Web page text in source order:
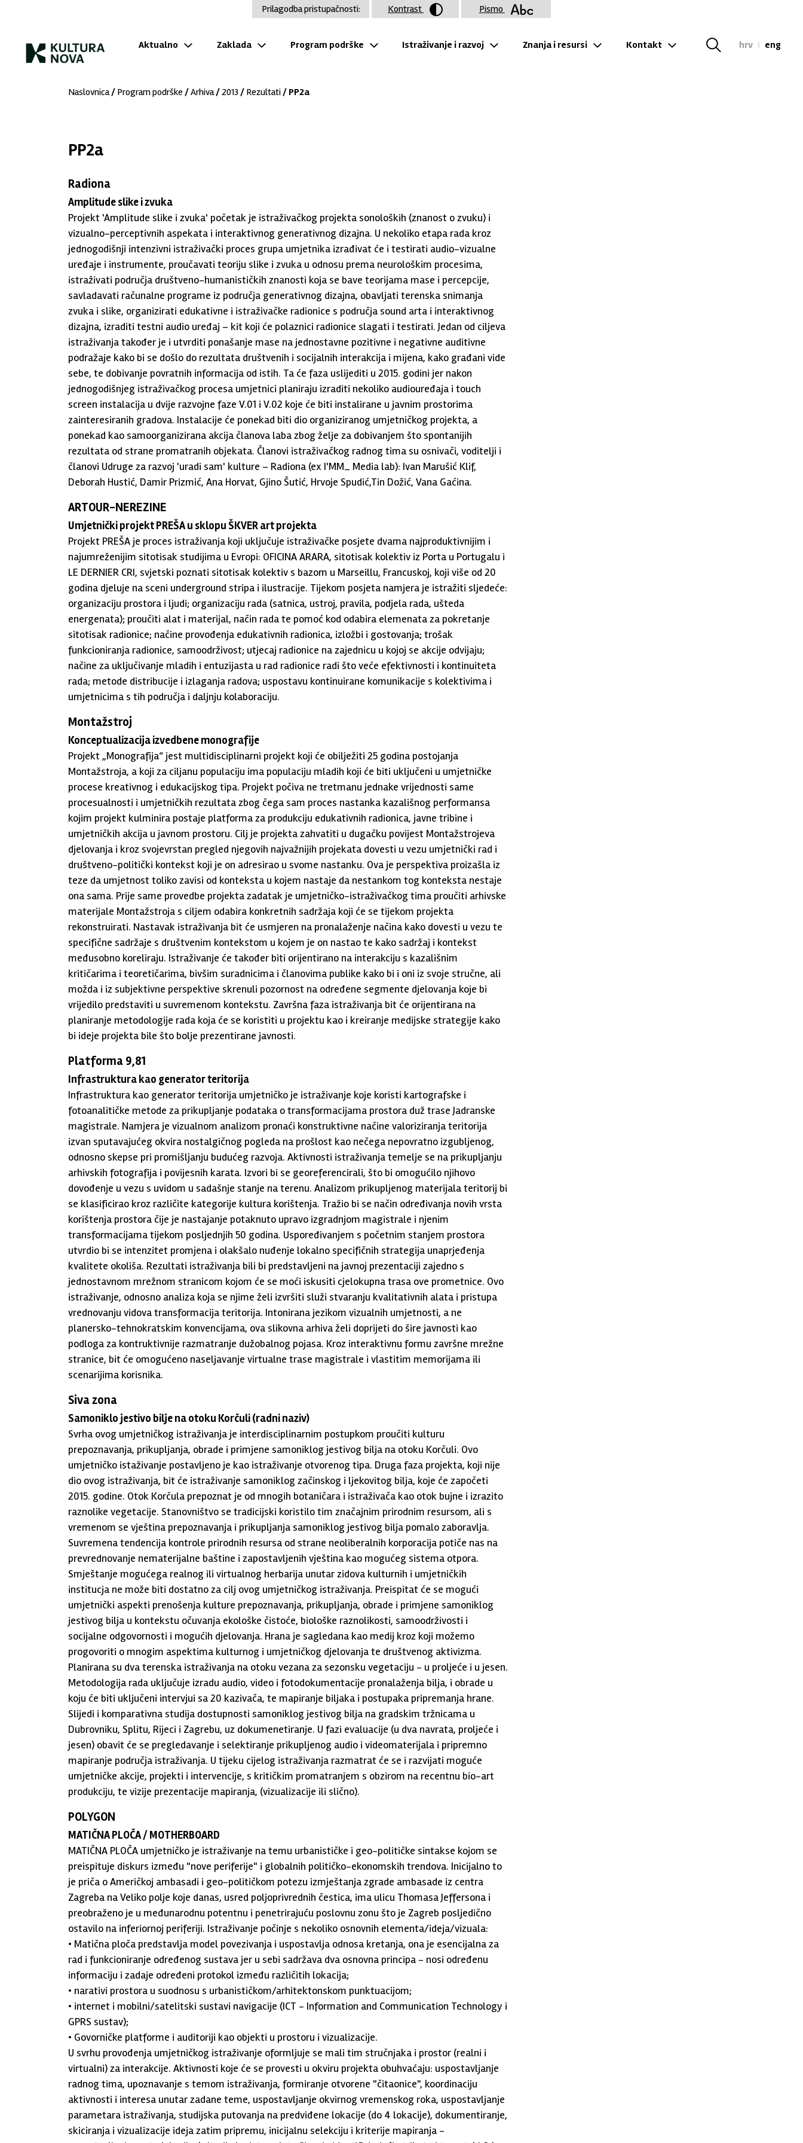
Aktualno Zaklada Program podrške Istraživanje i razvoj Znanja i resursi Kontakt hrv | eng
Naslovnica/ Program podrške /Arhiva/2013/ Rezultati/ PP2a
PP2a
Radiona
Amplitude slike i zvuka
Projekt 'Amplitude slike i zvuka' početak je istraživačkog projekta sonoloških (znanost o zvuku) i
vizualno-perceptivnih aspekata i interaktivnog generativnog dizajna. U nekoliko etapa rada kroz
jednogodišnji intenzivni istraživački proces grupa umjetnika izrađivat će i testirati audio-vizualne
uređaje i instrumente, proučavati teoriju slike i zvuka u odnosu prema neurološkim procesima,
istraživati područja društveno-humanističkih znanosti koja se bave teorijama mase i percepcije,
savladavati računalne programe iz područja generativnog dizajna, obavljati terenska snimanja
zvuka i slike, organizirati edukativne i istraživačke radionice s područja sound arta i interaktivnog
dizajna, izraditi testni audio uređaj – kit koji će polaznici radionice slagati i testirati. Jedan od ciljeva
istraživanja također je i utvrditi ponašanje mase na jednostavne pozitivne i negativne auditivne
podražaje kako bi se došlo do rezultata društvenih i socijalnih interakcija i mijena, kako građani vide
sebe, te dobivanje povratnih informacija od istih. Ta će faza uslijediti u 2015. godini jer nakon
jednogodišnjeg istraživačkog procesa umjetnici planiraju izraditi nekoliko audiouređaja i touch
screen instalacija u dvije razvojne faze V.01 i V.02 koje će biti instalirane u javnim prostorima
zainteresiranih gradova. Instalacije će ponekad biti dio organiziranog umjetničkog projekta, a
ponekad kao samoorganizirana akcija članova laba zbog želje za dobivanjem što spontanijih
rezultata od strane promatranih objekata. Članovi istraživačkog radnog tima su osnivači, voditelji i
članovi Udruge za razvoj 'uradi sam' kulture – Radiona (ex I'MM_ Media lab): Ivan Marušić Klif,
Deborah Hustić, Damir Prizmić, Ana Horvat, Gjino Šutić, Hrvoje Spudić,Tin Dožić, Vana Gaćina.
ARTOUR-NEREZINE
Umjetnički projekt PREŠA u sklopu ŠKVER art projekta
Projekt PREŠA je proces istraživanja koji uključuje istraživačke posjete dvama najproduktivnijim i
najumreženijim sitotisak studijima u Evropi: OFICINA ARARA, sitotisak kolektiv iz Porta u Portugalu i
LE DERNIER CRI, svjetski poznati sitotisak kolektiv s bazom u Marseillu, Francuskoj, koji više od 20
godina djeluje na sceni underground stripa i ilustracije. Tijekom posjeta namjera je istražiti sljedeće:
organizaciju prostora i ljudi; organizaciju rada (satnica, ustroj, pravila, podjela rada, ušteda
energenata); proučiti alat i materijal, način rada te pomoć kod odabira elemenata za pokretanje
sitotisak radionice; načine provođenja edukativnih radionica, izložbi i gostovanja; trošak
funkcioniranja radionice, samoodrživost; utjecaj radionice na zajednicu u kojoj se akcije odvijaju;
načine za uključivanje mladih i entuzijasta u rad radionice radi što veće efektivnosti i kontinuiteta
rada; metode distribucije i izlaganja radova; uspostavu kontinuirane komunikacije s kolektivima i
umjetnicima s tih područja i daljnju kolaboraciju.
Montažstroj
Konceptualizacija izvedbene monografije
Projekt „Monografija“ jest multidisciplinarni projekt koji će obilježiti 25 godina postojanja
Montažstroja, a koji za ciljanu populaciju ima populaciju mladih koji će biti uključeni u umjetničke
procese kreativnog i edukacijskog tipa. Projekt počiva ne tretmanu jednake vrijednosti same
procesualnosti i umjetničkih rezultata zbog čega sam proces nastanka kazališnog performansa
kojim projekt kulminira postaje platforma za produkciju edukativnih radionica, javne tribine i
umjetničkih akcija u javnom prostoru. Cilj je projekta zahvatiti u dugačku povijest Montažstrojeva
djelovanja i kroz svojevrstan pregled njegovih najvažnijih projekata dovesti u vezu umjetnički rad i
društveno-politički kontekst koji je on adresirao u svome nastanku. Ova je perspektiva proizašla iz
teze da umjetnost toliko zavisi od konteksta u kojem nastaje da nestankom tog konteksta nestaje
ona sama. Prije same provedbe projekta zadatak je umjetničko-istraživačkog tima proučiti arhivske
materijale Montažstroja s ciljem odabira konkretnih sadržaja koji će se tijekom projekta
rekonstruirati. Nastavak istraživanja bit će usmjeren na pronalaženje načina kako dovesti u vezu te
specifične sadržaje s društvenim kontekstom u kojem je on nastao te kako sadržaj i kontekst
međusobno koreliraju. Istraživanje će također biti orijentirano na interakciju s kazališnim
kritičarima i teoretičarima, bivšim suradnicima i članovima publike kako bi i oni iz svoje stručne, ali
možda i iz subjektivne perspektive skrenuli pozornost na određene segmente djelovanja koje bi
vrijedilo predstaviti u suvremenom kontekstu. Završna faza istraživanja bit će orijentirana na
planiranje metodologije rada koja će se koristiti u projektu kao i kreiranje medijske strategije kako
bi ideje projekta bile što bolje prezentirane javnosti.
Platforma 9,81
Infrastruktura kao generator teritorija
Infrastruktura kao generator teritorija umjetničko je istraživanje koje koristi kartografske i
fotoanalitičke metode za prikupljanje podataka o transformacijama prostora duž trase Jadranske
magistrale. Namjera je vizualnom analizom pronaći konstruktivne načine valoriziranja teritorija
izvan sputavajućeg okvira nostalgičnog pogleda na prošlost kao nečega nepovratno izgubljenog,
odnosno skepse pri promišljanju budućeg razvoja. Aktivnosti istraživanja temelje se na prikupljanju
arhivskih fotografija i povijesnih karata. Izvori bi se georeferencirali, što bi omogućilo njihovo
dovođenje u vezu s uvidom u sadašnje stanje na terenu. Analizom prikupljenog materijala teritorij bi
se klasificirao kroz različite kategorije kultura korištenja. Tražio bi se način određivanja novih vrsta
korištenja prostora čije je nastajanje potaknuto upravo izgradnjom magistrale i njenim
transformacijama tijekom posljednjih 50 godina. Uspoređivanjem s početnim stanjem prostora
utvrdio bi se intenzitet promjena i olakšalo nuđenje lokalno specifičnih strategija unaprjeđenja
kvalitete okoliša. Rezultati istraživanja bili bi predstavljeni na javnoj prezentaciji zajedno s
jednostavnom mrežnom stranicom kojom će se moći iskusiti cjelokupna trasa ove prometnice. Ovo
istraživanje, odnosno analiza koja se njime želi izvršiti služi stvaranju kvalitativnih alata i pristupa
vrednovanju vidova transformacija teritorija. Intonirana jezikom vizualnih umjetnosti, a ne
planersko-tehnokratskim konvencijama, ova slikovna arhiva želi doprijeti do šire javnosti kao
podloga za kontruktivnije razmatranje dužobalnog pojasa. Kroz interaktivnu formu završne mrežne
stranice, bit će omogućeno naseljavanje virtualne trase magistrale i vlastitim memorijama ili
scenarijima korisnika.
Siva zona
Samoniklo jestivo bilje na otoku Korčuli (radni naziv)
Svrha ovog umjetničkog istraživanja je interdisciplinarnim postupkom proučiti kulturu
prepoznavanja, prikupljanja, obrade i primjene samoniklog jestivog bilja na otoku Korčuli. Ovo
umjetničko istaživanje postavljeno je kao istraživanje otvorenog tipa. Druga faza projekta, koji nije
dio ovog istraživanja, bit će istraživanje samoniklog začinskog i ljekovitog bilja, koje će započeti
2015. godine. Otok Korčula prepoznat je od mnogih botaničara i istraživača kao otok bujne i izrazito
raznolike vegetacije. Stanovništvo se tradicijski koristilo tim značajnim prirodnim resursom, ali s
vremenom se vještina prepoznavanja i prikupljanja samoniklog jestivog bilja pomalo zaboravlja.
Suvremena tendencija kontrole prirodnih resursa od strane neoliberalnih korporacija potiče nas na
prevrednovanje nematerijalne baštine i zapostavljenih vještina kao mogućeg sistema otpora.
Smještanje mogućega realnog ili virtualnog herbarija unutar zidova kulturnih i umjetničkih
institucja ne može biti dostatno za cilj ovog umjetničkog istraživanja. Preispitat će se mogući
umjetnički aspekti prenošenja kulture prepoznavanja, prikupljanja, obrade i primjene samoniklog
jestivog bilja u kontekstu očuvanja ekološke čistoće, biološke raznolikosti, samoodrživosti i
socijalne odgovornosti i mogućih djelovanja. Hrana je sagledana kao medij kroz koji možemo
progovoriti o mnogim aspektima kulturnog i umjetničkog djelovanja te društvenog aktivizma.
Planirana su dva terenska istraživanja na otoku vezana za sezonsku vegetaciju - u proljeće i u jesen.
Metodologija rada uključuje izradu audio, video i fotodokumentacije pronalaženja bilja, i obrade u
koju će biti uključeni intervjui sa 20 kazivača, te mapiranje biljaka i postupaka pripremanja hrane.
Slijedi i komparativna studija dostupnosti samoniklog jestivog bilja na gradskim tržnicama u
Dubrovniku, Splitu, Rijeci i Zagrebu, uz dokumenetiranje. U fazi evaluacije (u dva navrata, proljeće i
jesen) obavit će se pregledavanje i selektiranje prikupljenog audio i videomaterijala i pripremno
mapiranje područja istraživanja. U tijeku cijelog istraživanja razmatrat će se i razvijati moguće
umjetničke akcije, projekti i intervencije, s kritičkim promatranjem s obzirom na recentnu bio-art
produkciju, te vizije prezentacije mapiranja, (vizualizacije ili slično).
POLYGON
MATIČNA PLOČA / MOTHERBOARD
MATIČNA PLOČA umjetničko je istraživanje na temu urbanističke i geo-političke sintakse kojom se
preispituje diskurs između "nove periferije" i globalnih političko-ekonomskih trendova. Inicijalno to
je priča o Američkoj ambasadi i geo-političkom potezu izmještanja zgrade ambasade iz centra
Zagreba na Veliko polje koje danas, usred poljoprivrednih čestica, ima ulicu Thomasa Jeffersona i
preobraženo je u međunarodnu potentnu i penetrirajuću poslovnu zonu što je Zagreb posljedično
ostavilo na inferiornoj periferiji. Istraživanje počinje s nekoliko osnovnih elementa/ideja/vizuala:
• Matična ploča predstavlja model povezivanja i uspostavlja odnosa kretanja, ona je esencijalna za
rad i funkcioniranje određenog sustava jer u sebi sadržava dva osnovna principa - nosi određenu
informaciju i zadaje određeni protokol između različitih lokacija;
• narativi prostora u suodnosu s urbanističkom/arhitektonskom punktuacijom;
• internet i mobilni/satelitski sustavi navigacije (ICT - Information and Communication Technology i
GPRS sustav);
• Govorničke platforme i auditoriji kao objekti u prostoru i vizualizacije.
U svrhu provođenja umjetničkog istraživanje oformljuje se mali tim stručnjaka i prostor (realni i
virtualni) za interakcije. Aktivnosti koje će se provesti u okviru projekta obuhvaćaju: uspostavljanje
radnog tima, upoznavanje s temom istraživanja, formiranje otvorene "čitaonice", koordinaciju
aktivnosti i interesa unutar zadane teme, uspostavljanje okvirnog vremenskog roka, uspostavljanje
parametara istraživanja, studijska putovanja na predviđene lokacije (do 4 lokacije), dokumentiranje,
skiciranja i vizualizacije ideja zatim pripremu, inicijalnu selekciju i kriterije mapiranja -
Prilagodba pristupačnosti: Kontrast Pismo